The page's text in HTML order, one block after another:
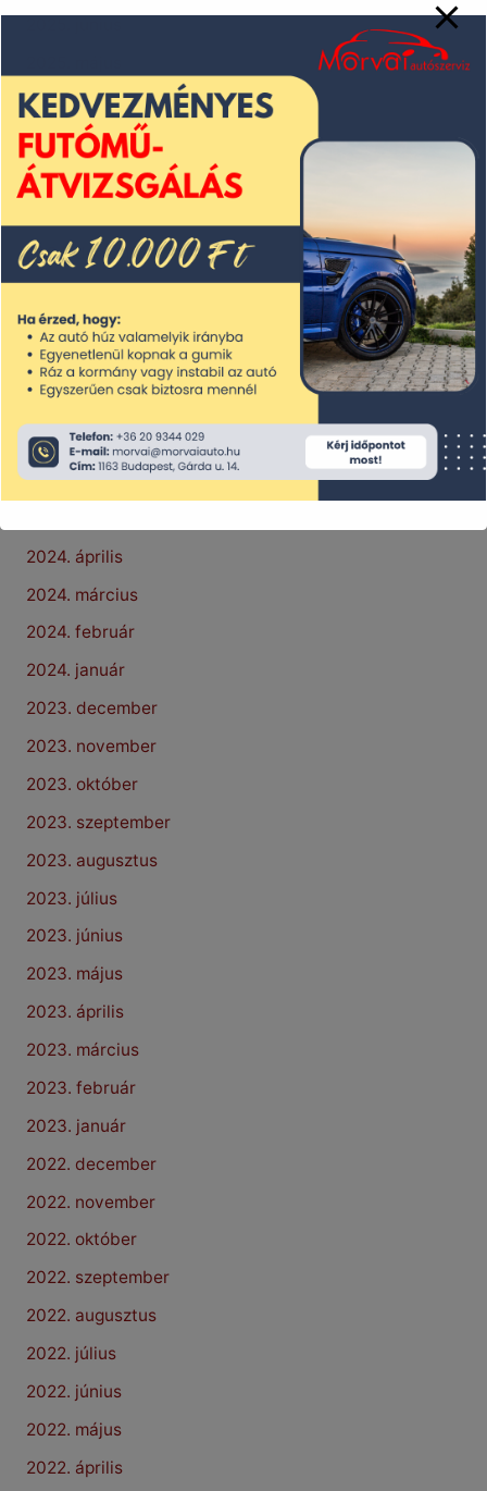
2025. április
2025. március
2025. február
2024. december
2024. október
2024. szeptember
2024. augusztus
2024. július
2024. június
2024. április
2024. március
2024. február
2024. január
2023. december
2023. november
2023. október
2023. szeptember
2023. augusztus
2023. július
2023. június
2023. május
2023. április
2023. március
2023. február
2023. január
2022. december
2022. november
2022. október
2022. szeptember
2022. augusztus
2022. július
2022. június
2022. május
2022. április